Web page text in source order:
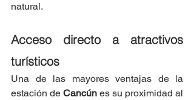
natural.
Acceso directo a atractivos
turísticos
Una de las mayores ventajas de la
estación de Cancún es su proximidad al